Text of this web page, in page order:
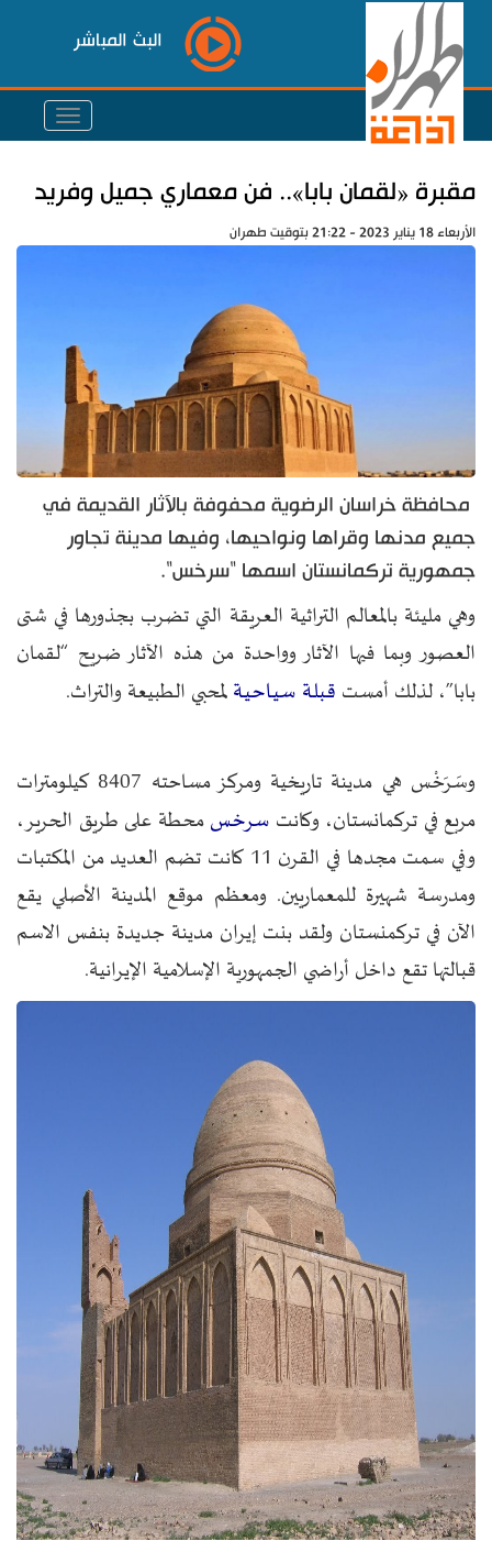
البث المباشر
مقبرة «لقمان بابا».. فن معماري جميل وفريد
الأربعاء 18 يناير 2023 - 21:22 بتوقيت طهران
محافظة خراسان الرضوية محفوفة بالآثار القديمة في
جميع مدنها وقراها ونواحيها، وفيها مدينة تجاور
جمهورية تركمانستان اسمها "سرخس".
وهي مليئة بالمعالم التراثية العريقة التي تضرب بجذورها في شتى
العصور وبما فيها الآثار وواحدة من هذه الآثار ضريح “لقمان
بابا”، لذلك أمست قبلة سياحيةلمحبي الطبيعة والتراث.
وسَرَخْس هي مدينة تاريخية ومركز مساحته 8407 كيلومترات
مربع في تركمانستان، وكانت سرخسمحطة على طريق الحرير،
وفي سمت مجدها في القرن 11 كانت تضم العديد من المكتبات
ومدرسة شهيرة للمعماريين. ومعظم موقع المدينة الأصلي يقع
الآن في تركمنستان ولقد بنت إيران مدينة جديدة بنفس الاسم
قبالتها تقع داخل أراضي الجمهورية الإسلامية الإيرانية.